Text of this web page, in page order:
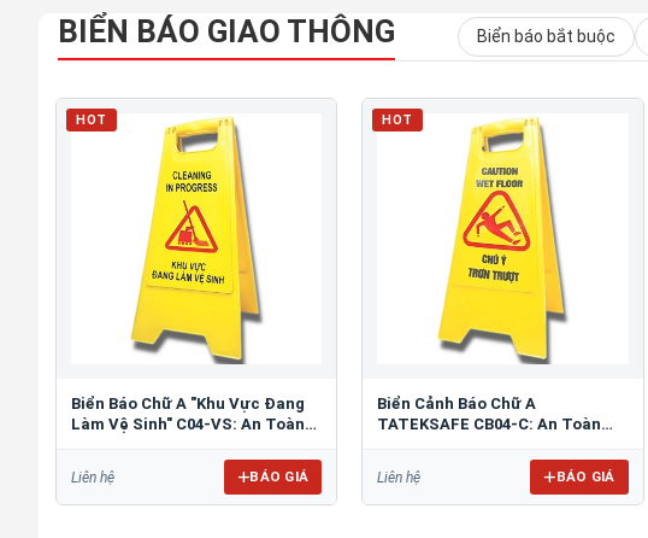
BIỂN BÁO GIAO THÔNG Biển báo bắt buộc
HOT
Biển Báo Chữ A "Khu Vực Đang
Làm Vệ Sinh" C04-VS: An Toàn
Liên hệ BÁO GIÁ
HOT
Biển Cảnh Báo Chữ A
TATEKSAFE CB04-C: An Toàn
Liên hệ BÁO GIÁ